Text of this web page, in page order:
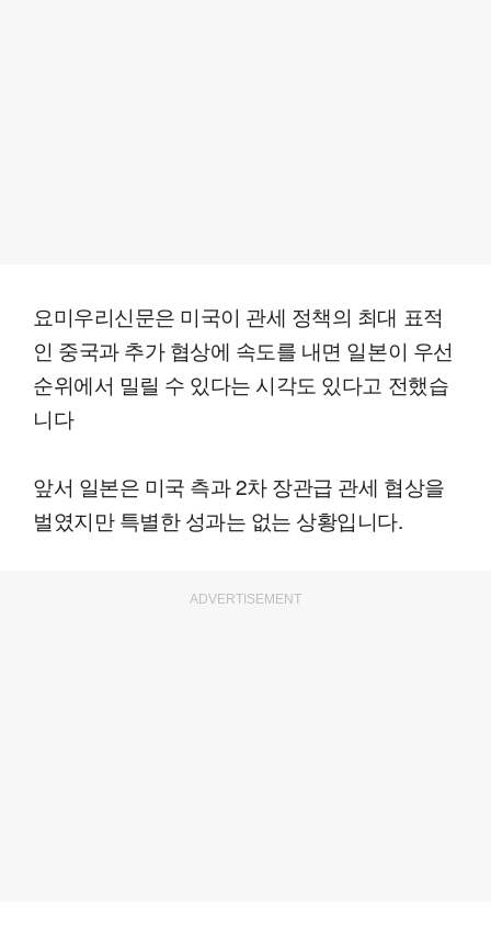
요미우리신문은 미국이 관세 정책의 최대 표적
인 중국과 추가 협상에 속도를 내면 일본이 우선
순위에서 밀릴 수 있다는 시각도 있다고 전했습
니다
앞서 일본은 미국 측과 2차 장관급 관세 협상을
벌였지만 특별한 성과는 없는 상황입니다.
ADVERTISEMENT